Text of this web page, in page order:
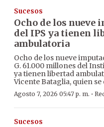
Sucesos
Ocho de los nueve
del IPS ya tienen
ambulatoria
Ocho de los nueve
G. 61.000 millones del
ya tienen libertad
Vicente Bataglia, quien
Agosto 7, 2026 05:47 p. m. ·
Sucesos